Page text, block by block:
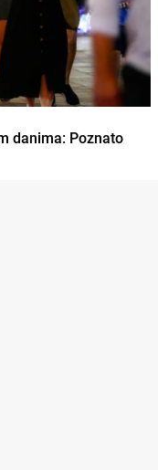
danima: Poznato